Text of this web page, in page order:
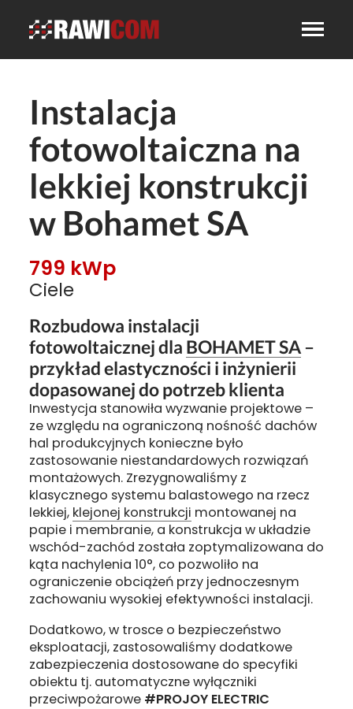
Instalacja
fotowoltaiczna na
lekkiej konstrukcji
w Bohamet SA
799 kWp
Ciele
Rozbudowa instalacji
fotowoltaicznej dla BOHAMET SA–
przykład elastyczności i inżynierii
dopasowanej do potrzeb klienta
Inwestycja stanowiła wyzwanie projektowe –
ze względu na ograniczoną nośność dachów
hal produkcyjnych konieczne było
zastosowanie niestandardowych rozwiązań
montażowych. Zrezygnowaliśmy z
klasycznego systemu balastowego na rzecz
lekkiej, klejonej konstrukcji montowanej na
papie i membranie, a konstrukcja w układzie
wschód-zachód została zoptymalizowana do
kąta nachylenia 10°, co pozwoliło na
ograniczenie obciążeń przy jednoczesnym
zachowaniu wysokiej efektywności instalacji.
Dodatkowo, w trosce o bezpieczeństwo
eksploatacji, zastosowaliśmy dodatkowe
zabezpieczenia dostosowane do specyfiki
obiektu tj. automatyczne wyłączniki
przeciwpożarowe #PROJOY ELECTRIC